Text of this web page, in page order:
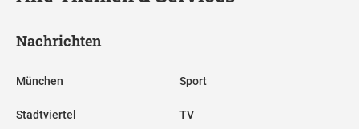
Nachrichten
München
Stadtviertel
Sport
TV